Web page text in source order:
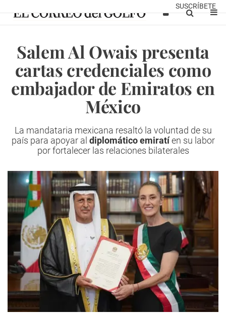
SUSCRÍBETE
Salem Al Owais presenta
cartas credenciales como
embajador de Emiratos en
México
La mandataria mexicana resaltó la voluntad de su
país para apoyar al diplomático emiratíen su labor
por fortalecer las relaciones bilaterales